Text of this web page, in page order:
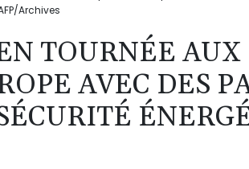
Archives
TOURNÉE
AVEC DES